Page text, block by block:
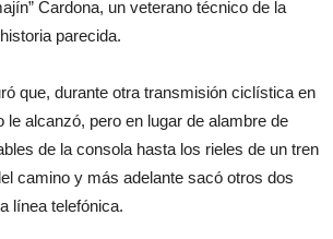
Cardona, un veterano técnico de la
parecida.
que, durante otra transmisión ciclística en
le alcanzó, pero en lugar de alambre de
de la consola hasta los rieles de un tren
camino y más adelante sacó otros dos
línea telefónica.